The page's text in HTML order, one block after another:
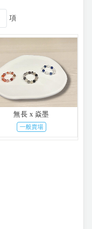
項
無長 x 焱墨
一般賣場